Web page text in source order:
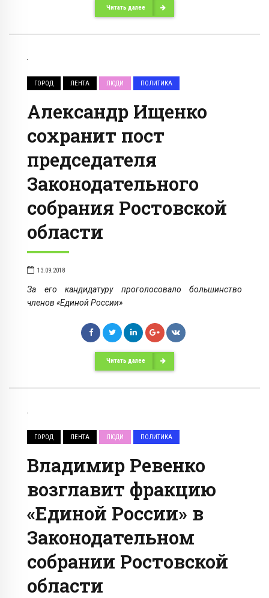
Читать далее
ГОРОД ЛЕНТА ЛЮДИ ПОЛИТИКА
Александр Ищенко
сохранит пост
председателя
Законодательного
собрания Ростовской
области
13.09.2018
За его кандидатуру проголосовало большинство
членов «Единой России»
Читать далее
ГОРОД ЛЕНТА ЛЮДИ ПОЛИТИКА
Владимир Ревенко
возглавит фракцию
«Единой России» в
Законодательном
собрании Ростовской
области